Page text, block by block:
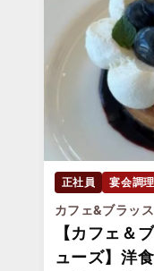
正社員 宴会調理
カフェ&ブラッ
【カフェ＆
ューズ】洋